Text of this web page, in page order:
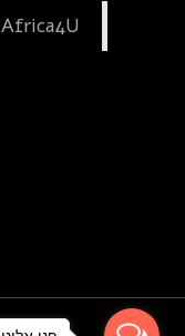
Africa4U